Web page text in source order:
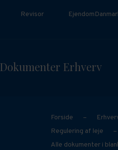
Revisor
Dokumenter Erhverv
Forside –
Regulering af leje
–
Alle dokumenter i